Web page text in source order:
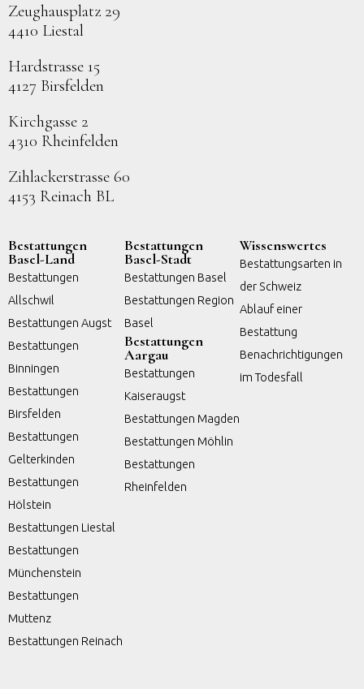
Zeughausplatz 29
4410 Liestal
Hardstrasse 15
4127 Birsfelden
Kirchgasse 2
4310 Rheinfelden
Zihlackerstrasse 60
4153 Reinach BL
Bestattungen
Basel-Land
Bestattungen
Allschwil
Bestattungen Augst
Bestattungen
Binningen
Bestattungen
Birsfelden
Bestattungen
Gelterkinden
Bestattungen
Hölstein
Bestattungen Liestal
Bestattungen
Münchenstein
Bestattungen
Muttenz
Bestattungen Reinach
Bestattungen
Basel-Stadt
Bestattungen Basel
Bestattungen Region
Basel
Bestattungen
Aargau
Bestattungen
Kaiseraugst
Bestattungen Magden
Bestattungen Möhlin
Bestattungen
Rheinfelden
Wissenswertes
Bestattungsarten in
der Schweiz
Ablauf einer
Bestattung
Benachrichtigungen
im Todesfall